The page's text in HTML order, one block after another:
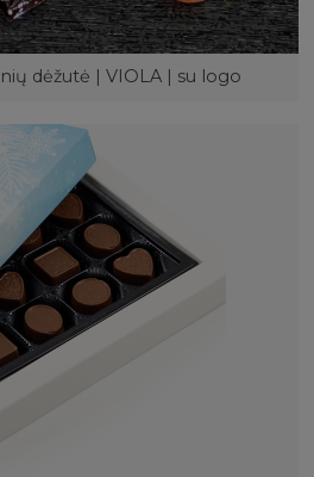
dėžutė | VIOLA | su logo